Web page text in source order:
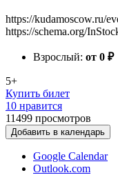
https://kudamoscow.ru/
https://schema.org/
Взрослый: от 0 ₽
5+
Купить билет
10 нравится
11499 просмотров
Добавить в календарь
Google Calendar
Outlook.com